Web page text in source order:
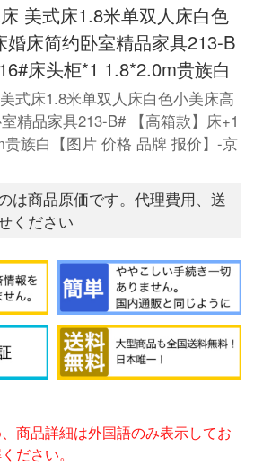
美式床1.8米单双人床白色
婚床简约卧室精品家具213-B
床头柜*1 1.8*2.0m贵族白
式床1.8米单双人床白色小美床高
精品家具213-B# 【高箱款】床+1
族白【图片 价格 品牌 报价】-京
は商品原価です。代理費用、送
ください
商品詳細は外国語のみ表示してお
ださい。